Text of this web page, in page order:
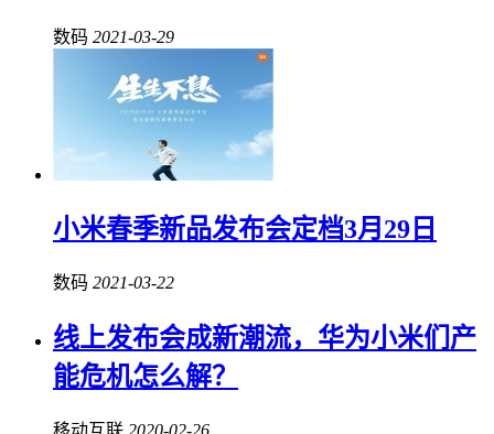
数码 2021-03-29
小米春季新品发布会定档3月29日
数码 2021-03-22
线上发布会成新潮流，华为小米们产
能危机怎么解？
移动互联 2020-02-26